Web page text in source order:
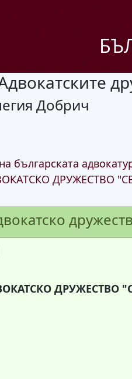
Добрич
българската
ДРУЖЕСТВО
ДРУЖЕСТВО